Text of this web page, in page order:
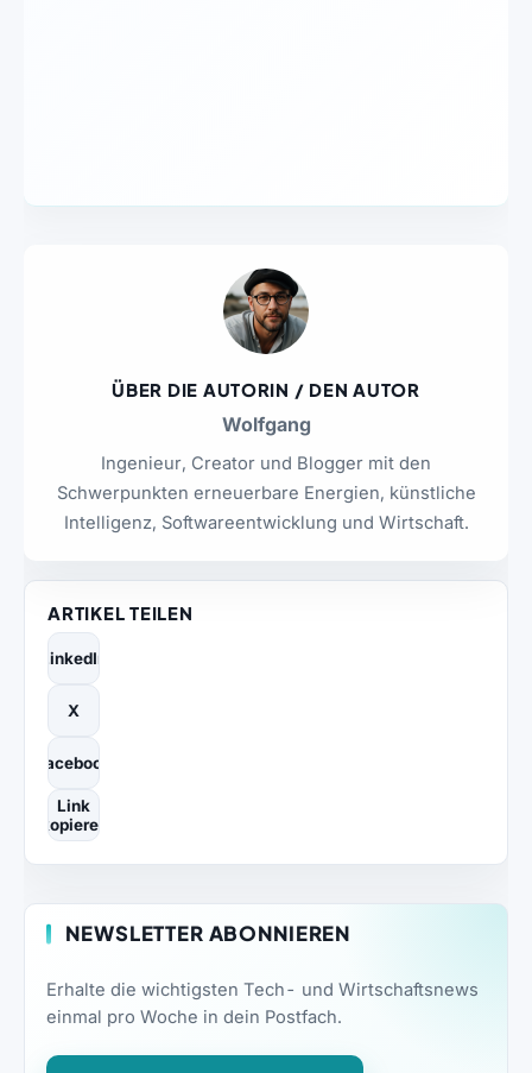
ÜBER DIE AUTORIN / DEN AUTOR
Wolfgang
Ingenieur, Creator und Blogger mit den
Schwerpunkten erneuerbare Energien, künstliche
Intelligenz, Softwareentwicklung und Wirtschaft.
ARTIKEL TEILEN
LinkedIn
X
Facebook
Link
kopieren
NEWSLETTER ABONNIEREN
Erhalte die wichtigsten Tech- und Wirtschaftsnews
einmal pro Woche in dein Postfach.